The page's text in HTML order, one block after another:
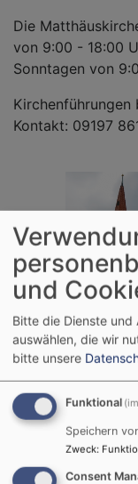
Die
von 9:00 - 18:00
Sonntagen von
Kontakt: 09197
und
Bitte die Dienste
auswählen, die wir
bitte unsere
Funktional
Speichern
Zweck:
Consent